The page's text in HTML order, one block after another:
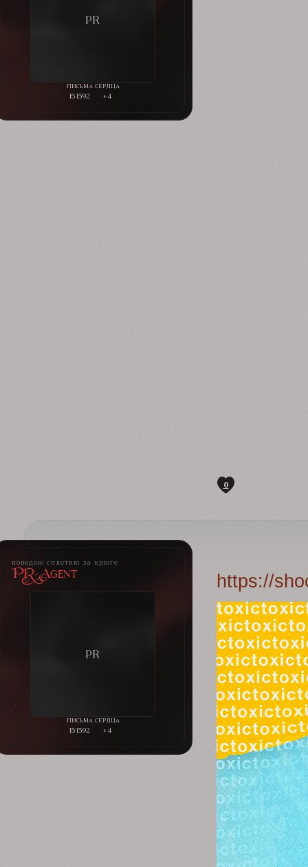
151592 +4
0
поведаю сплетню за крюге
PR-Agent
151592 +4
https://